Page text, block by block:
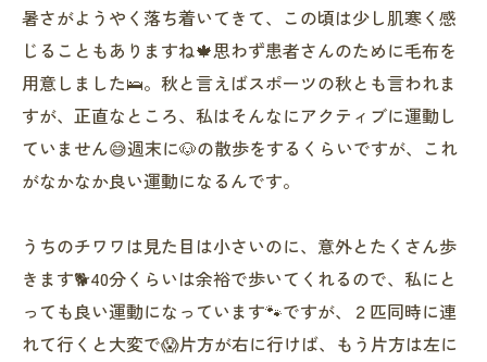
暑さがようやく落ち着いてきて、この頃は少し肌寒く感
じることもありますね🍁思わず患者さんのために毛布を
用意しました🛌。秋と言えばスポーツの秋とも言われま
すが、正直なところ、私はそんなにアクティブに運動し
ていません😅週末に🐶の散歩をするくらいですが、これ
がなかなか良い運動になるんです。
うちのチワワは見た目は小さいのに、意外とたくさん歩
きます🐕40分くらいは余裕で歩いてくれるので、私にと
っても良い運動になっています🐾ですが、２匹同時に連
れて行くと大変で😱片方が右に行けば、もう片方は左に